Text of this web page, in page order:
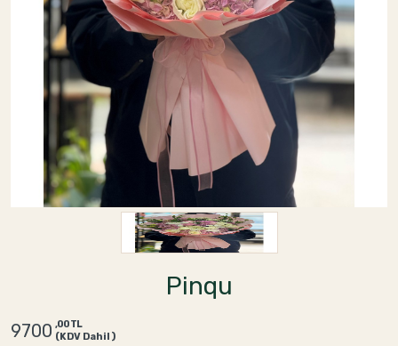
Pinqu
9700 ,00 TL
(KDV Dahil)